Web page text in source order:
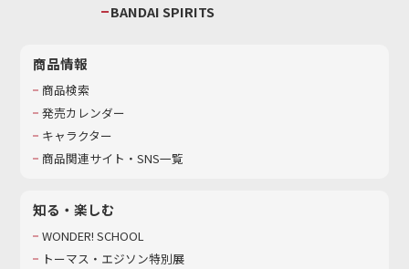
BANDAI SPIRITS
商品情報
商品検索
発売カレンダー
キャラクター
商品関連サイト・SNS一覧
知る・楽しむ
WONDER! SCHOOL
トーマス・エジソン特別展